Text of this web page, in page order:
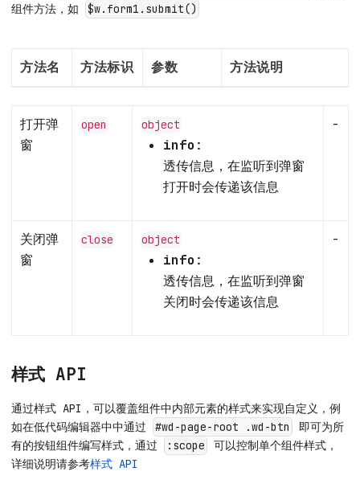
组件方法，如
$w.form1.submit()
方法名 方法标识 参数 方法说明
打开弹
窗
open object
info :
透传信息，在监听到弹窗
打开时会传递该信息
-
关闭弹
窗
close object
info :
透传信息，在监听到弹窗
关闭时会传递该信息
-
样式 API
通过样式 API，可以覆盖组件中内部元素的样式来实现自定义，例
如在低代码编辑器中中通过
#wd-page-root .wd-btn
即可为所
有的按钮组件编写样式，通过
:scope
可以控制单个组件样式，
详细说明请参考样式 API